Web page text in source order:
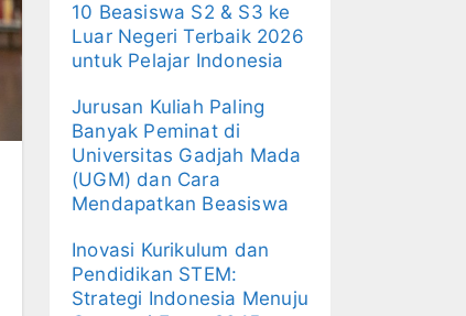
10 Beasiswa S2 & S3 ke
Luar Negeri Terbaik 2026
untuk Pelajar Indonesia
Jurusan Kuliah Paling
Banyak Peminat di
Universitas Gadjah Mada
(UGM) dan Cara
Mendapatkan Beasiswa
Inovasi Kurikulum dan
Pendidikan STEM:
Strategi Indonesia Menuju